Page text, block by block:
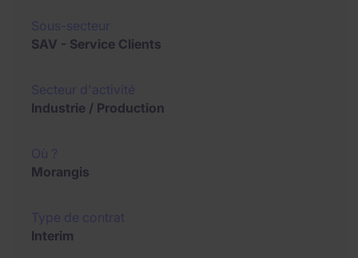
SAV - Service Clients
Industrie / Production
Morangis
Interim